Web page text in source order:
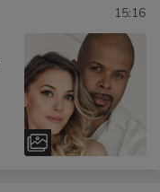
15:16